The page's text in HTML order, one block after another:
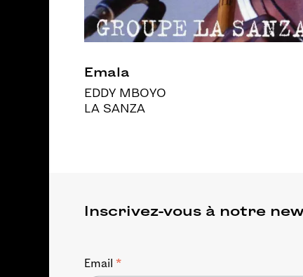
Emala
EDDY MBOYO
LA SANZA
Inscrivez-vous à notre
Email *